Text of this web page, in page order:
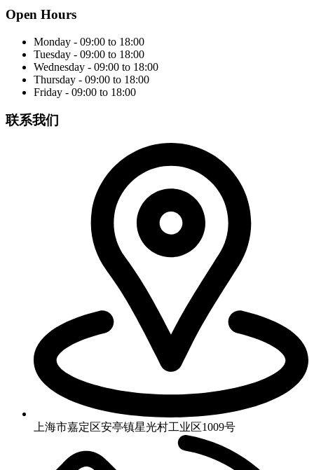
Open Hours
Monday - 09:00 to 18:00
Tuesday - 09:00 to 18:00
Wednesday - 09:00 to 18:00
Thursday - 09:00 to 18:00
Friday - 09:00 to 18:00
联系我们
上海市嘉定区安亭镇星光村工业区1009号